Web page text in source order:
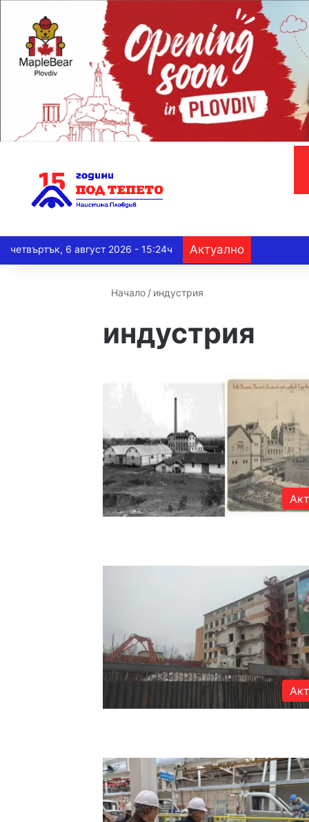
четвъртък, 6 август 2026 - 15:24ч Актуално
Начало / индустрия
индустрия